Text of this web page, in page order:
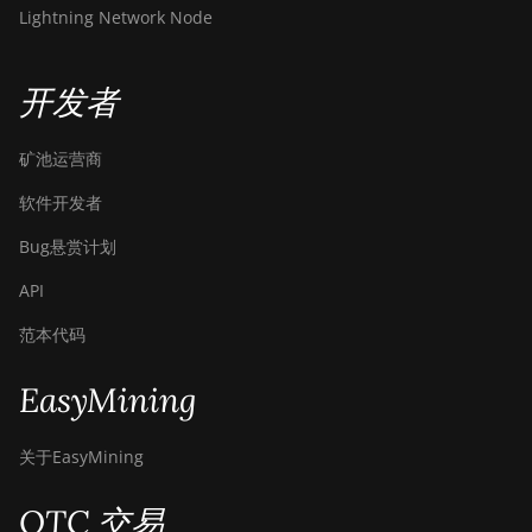
Bitdeer SealMiner A4 Pro Air
Bitdeer SealMiner A4 Pro Hydro
Bitdeer SealMiner A4 Ultra
Hydro
Bitdeer SealMiner DL1 Air
Canaan Avalon A1566
Canaan Avalon A1566I
Canaan Avalon A15XP-206T
Lightning Network Node
开发者
矿池运营商
软件开发者
Bug悬赏计划
API
范本代码
EasyMining
关于EasyMining
OTC 交易